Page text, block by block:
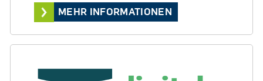
MEHR INFORMATIONEN